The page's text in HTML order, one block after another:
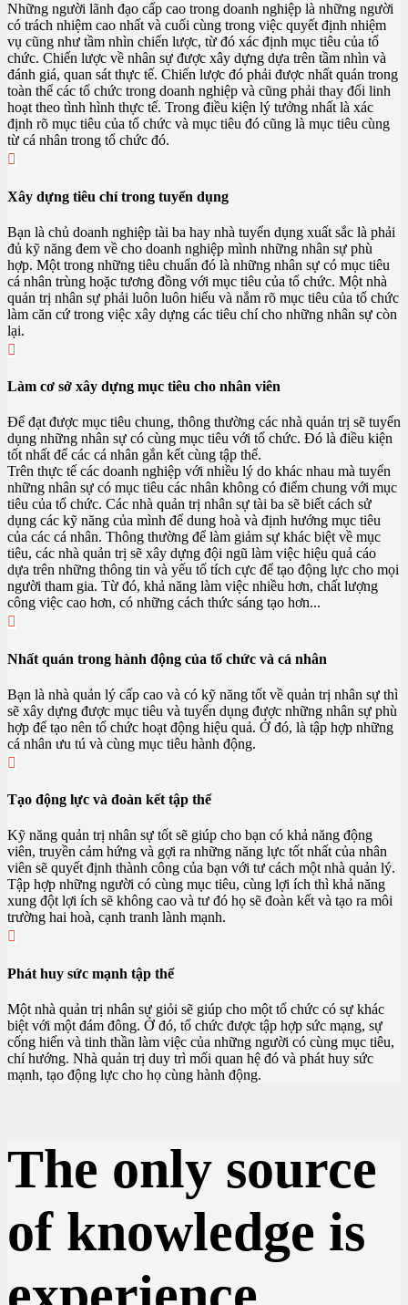
Những người lãnh đạo cấp cao trong doanh nghiệp là những người
có trách nhiệm cao nhất và cuối cùng trong việc quyết định nhiệm
vụ cũng như tầm nhìn chiến lược, từ đó xác định mục tiêu của tổ
chức. Chiến lược về nhân sự được xây dựng dựa trên tầm nhìn và
đánh giá, quan sát thực tế. Chiến lược đó phải được nhất quán trong
toàn thể các tổ chức trong doanh nghiệp và cũng phải thay đổi linh
hoạt theo tình hình thực tế. Trong điều kiện lý tưởng nhất là xác
định rõ mục tiêu của tổ chức và mục tiêu đó cũng là mục tiêu cùng
từ cá nhân trong tổ chức đó.
Xây dựng tiêu chí trong tuyển dụng
Bạn là chủ doanh nghiệp tài ba hay nhà tuyển dụng xuất sắc là phải
đủ kỹ năng đem về cho doanh nghiệp mình những nhân sự phù
hợp. Một trong những tiêu chuẩn đó là những nhân sự có mục tiêu
cá nhân trùng hoặc tương đồng với mục tiêu của tổ chức. Một nhà
quản trị nhân sự phải luôn luôn hiểu và nắm rõ mục tiêu của tổ chức
làm căn cứ trong việc xây dựng các tiêu chí cho những nhân sự còn
lại.
Làm cơ sở xây dựng mục tiêu cho nhân viên
Để đạt được mục tiêu chung, thông thường các nhà quản trị sẽ tuyển
dụng những nhân sự có cùng mục tiêu với tổ chức. Đó là điều kiện
tốt nhất để các cá nhân gắn kết cùng tập thể.
Trên thực tế các doanh nghiệp với nhiều lý do khác nhau mà tuyển
những nhân sự có mục tiêu các nhân không có điểm chung với mục
tiêu của tổ chức. Các nhà quản trị nhân sự tài ba sẽ biết cách sử
dụng các kỹ năng của mình để dung hoà và định hướng mục tiêu
của các cá nhân. Thông thường để làm giảm sự khác biệt về mục
tiêu, các nhà quản trị sẽ xây dựng đội ngũ làm việc hiệu quả cáo
dựa trên những thông tin và yếu tố tích cực để tạo động lực cho mọi
người tham gia. Từ đó, khả năng làm việc nhiều hơn, chất lượng
công việc cao hơn, có những cách thức sáng tạo hơn...
Nhất quán trong hành động của tổ chức và cá nhân
Bạn là nhà quản lý cấp cao và có kỹ năng tốt về quản trị nhân sự thì
sẽ xây dựng được mục tiêu và tuyển dụng được những nhân sự phù
hợp để tạo nên tổ chức hoạt động hiệu quả. Ở đó, là tập hợp những
cá nhân ưu tú và cùng mục tiêu hành động.
Tạo động lực và đoàn kết tập thể
Kỹ năng quản trị nhân sự tốt sẽ giúp cho bạn có khả năng động
viên, truyền cảm hứng và gợi ra những năng lực tốt nhất của nhân
viên sẽ quyết định thành công của bạn với tư cách một nhà quản lý.
Tập hợp những người có cùng mục tiêu, cùng lợi ích thì khả năng
xung đột lợi ích sẽ không cao và tư đó họ sẽ đoàn kết và tạo ra môi
trường hai hoà, cạnh tranh lành mạnh.
Phát huy sức mạnh tập thể
Một nhà quản trị nhân sự giỏi sẽ giúp cho một tổ chức có sự khác
biệt với một đám đông. Ở đó, tổ chức được tập hợp sức mạng, sự
cống hiến và tinh thần làm việc của những người có cùng mục tiêu,
chí hướng. Nhà quản trị duy trì mối quan hệ đó và phát huy sức
mạnh, tạo động lực cho họ cùng hành động.
The only source
of knowledge is